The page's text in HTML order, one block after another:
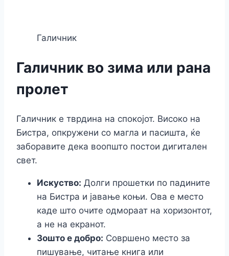
Галичник
Галичник во зима или рана
пролет
Галичник е тврдина на спокојот. Високо на
Бистра, опкружени со магла и пасишта, ќе
заборавите дека воопшто постои дигитален
свет.
Искуство: Долги прошетки по падините
на Бистра и јавање коњи. Ова е место
каде што очите одмораат на хоризонтот,
а не на екранот.
Зошто е добро: Совршено место за
пишување, читање книга или